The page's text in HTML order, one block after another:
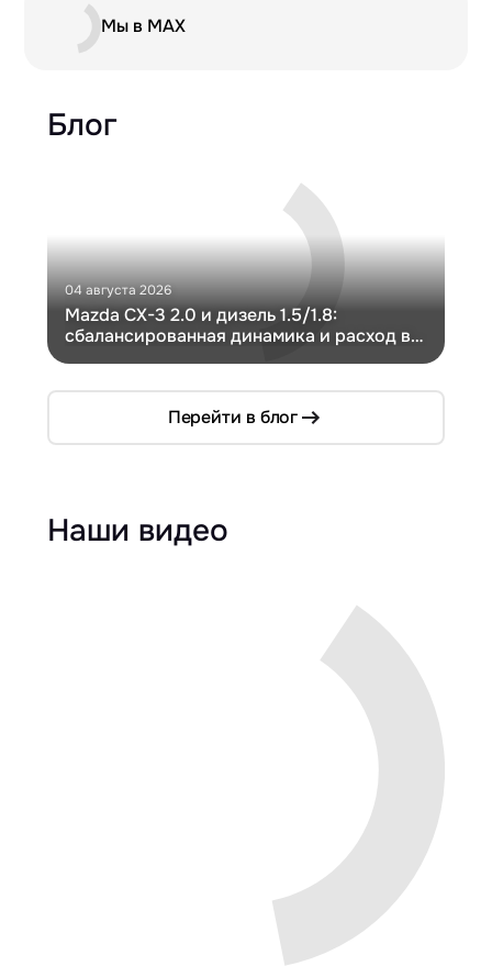
Мы в MAX
Блог
04 августа 2026
Mazda CX-3 2.0 и дизель 1.5/1.8:
сбалансированная динамика и расход в
Перейти в блог
Наши видео